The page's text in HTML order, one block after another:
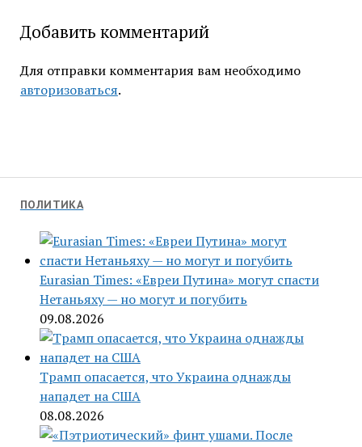
ПОЛИТИКА
Eurasian Times: «Евреи Путина» могут спасти
Нетаньяху — но могут и погубить
09.08.2026
Трамп опасается, что Украина однажды
нападет на США
08.08.2026
Добавить комментарий
Для отправки комментария вам необходимо
авторизоваться.